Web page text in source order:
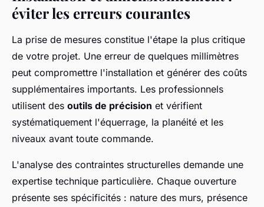
éviter les erreurs courantes
La prise de mesures constitue l'étape la plus critique
de votre projet. Une erreur de quelques millimètres
peut compromettre l'installation et générer des coûts
supplémentaires importants. Les professionnels
utilisent des outils de précision et vérifient
systématiquement l'équerrage, la planéité et les
niveaux avant toute commande.
L'analyse des contraintes structurelles demande une
expertise technique particulière. Chaque ouverture
présente ses spécificités : nature des murs, présence